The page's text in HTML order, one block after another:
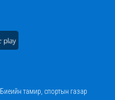
Биеийн тамир, спортын газар